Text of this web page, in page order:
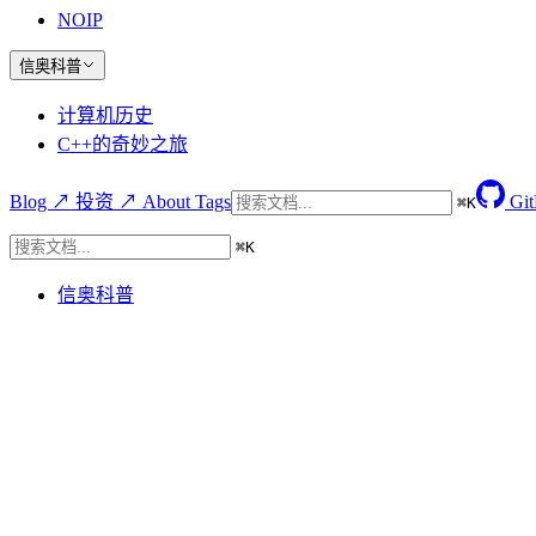
NOIP
信奥科普
计算机历史
C++的奇妙之旅
Blog ↗ 投资 ↗ About Tags ⌘K
⌘K
信奥科普